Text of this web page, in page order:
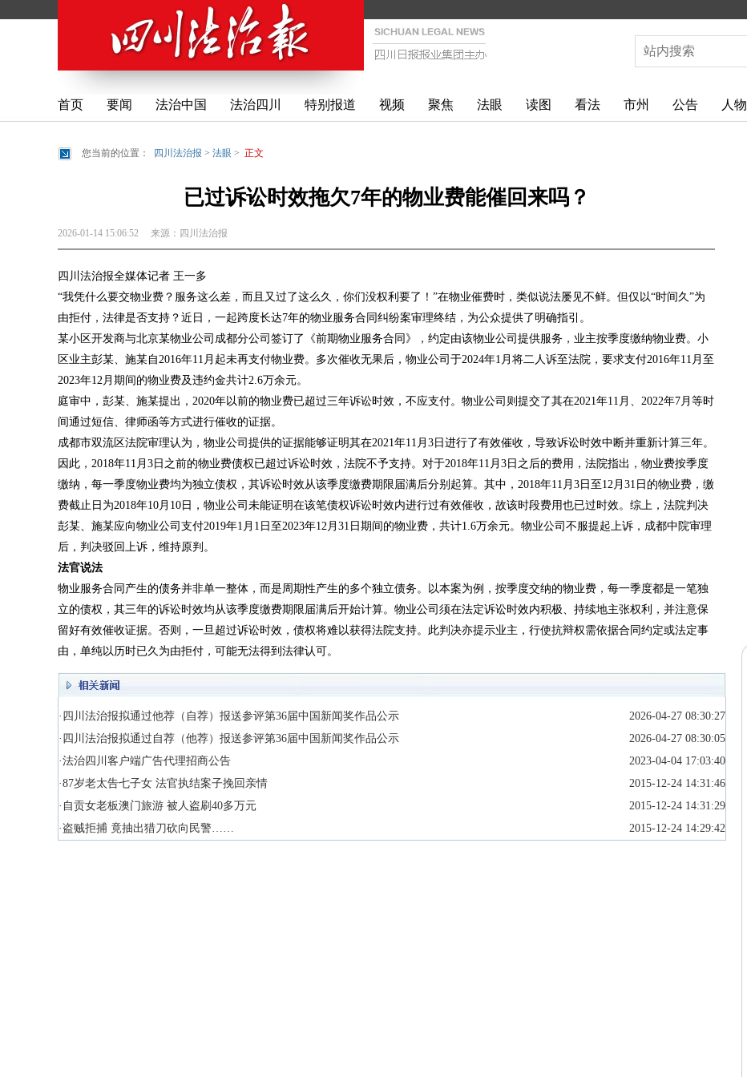
首页 要闻 法治中国 法治四川 特别报道 视频 聚焦 法眼 读图 看法 市州 公告 人物
您当前的位置： 四川法治报 > 法眼 > 正文
已过诉讼时效拖欠7年的物业费能催回来吗？
2026-01-14 15:06:52 来源： 四川法治报
四川法治报全媒体记者 王一多
“我凭什么要交物业费？服务这么差，而且又过了这么久，你们没权利要了！”在物业催费时，类似说法屡见不鲜。但仅以“时间久”为
由拒付，法律是否支持？近日，一起跨度长达7年的物业服务合同纠纷案审理终结，为公众提供了明确指引。
某小区开发商与北京某物业公司成都分公司签订了《前期物业服务合同》，约定由该物业公司提供服务，业主按季度缴纳物业费。小
区业主彭某、施某自2016年11月起未再支付物业费。多次催收无果后，物业公司于2024年1月将二人诉至法院，要求支付2016年11月至
2023年12月期间的物业费及违约金共计2.6万余元。
庭审中，彭某、施某提出，2020年以前的物业费已超过三年诉讼时效，不应支付。物业公司则提交了其在2021年11月、2022年7月等时
间通过短信、律师函等方式进行催收的证据。
成都市双流区法院审理认为，物业公司提供的证据能够证明其在2021年11月3日进行了有效催收，导致诉讼时效中断并重新计算三年。
因此，2018年11月3日之前的物业费债权已超过诉讼时效，法院不予支持。对于2018年11月3日之后的费用，法院指出，物业费按季度
缴纳，每一季度物业费均为独立债权，其诉讼时效从该季度缴费期限届满后分别起算。其中，2018年11月3日至12月31日的物业费，缴
费截止日为2018年10月10日，物业公司未能证明在该笔债权诉讼时效内进行过有效催收，故该时段费用也已过时效。综上，法院判决
彭某、施某应向物业公司支付2019年1月1日至2023年12月31日期间的物业费，共计1.6万余元。物业公司不服提起上诉，成都中院审理
后，判决驳回上诉，维持原判。
法官说法
物业服务合同产生的债务并非单一整体，而是周期性产生的多个独立债务。以本案为例，按季度交纳的物业费，每一季度都是一笔独
立的债权，其三年的诉讼时效均从该季度缴费期限届满后开始计算。物业公司须在法定诉讼时效内积极、持续地主张权利，并注意保
留好有效催收证据。否则，一旦超过诉讼时效，债权将难以获得法院支持。此判决亦提示业主，行使抗辩权需依据合同约定或法定事
由，单纯以历时已久为由拒付，可能无法得到法律认可。
·四川法治报拟通过他荐（自荐）报送参评第36届中国新闻奖作品公示
2026-04-27 08:30:27
·四川法治报拟通过自荐（他荐）报送参评第36届中国新闻奖作品公示
2026-04-27 08:30:05
·法治四川客户端广告代理招商公告
2023-04-04 17:03:40
·87岁老太告七子女 法官执结案子挽回亲情
2015-12-24 14:31:46
·自贡女老板澳门旅游 被人盗刷40多万元
2015-12-24 14:31:29
·盗贼拒捕 竟抽出猎刀砍向民警……
2015-12-24 14:29:42